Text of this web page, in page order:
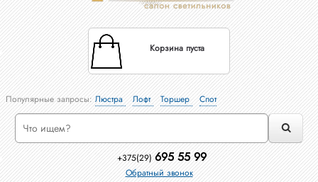
Корзина пуста
Популярные запросы:Люстра Лофт Торшер Спот
+375(29) 695 55 99
Обратный звонок